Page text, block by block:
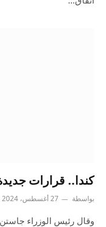
كندا.. قرارات
بواسطة 27 أغسطس، 2024
وقال رئيس الوزراء